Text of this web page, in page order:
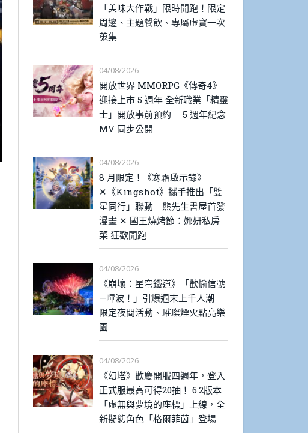
「美味大作戰」限時開跑！限定
周邊、主題餐飲、專屬虛寶一次
蒐集
04/08/2026
開放世界 MMORPG《傳奇4》
迎接上市 5 週年 全新職業「精靈
士」開放事前預約 5 週年紀念
MV 同步公開
04/08/2026
8 月限定！《寒霜啟示錄》
✕《Kingshot》攜手推出「雙
星同行」聯動 熊先生書屋首發
漫畫 ✕ 國王燒烤節：娜妍私房
菜 狂歡開跑
04/08/2026
《崩壞：星穹鐵道》「歡愉信號
—嗶波！」引爆週末上千人潮
限定夜間活動、璀璨煙火點亮樂
園
04/08/2026
《幻塔》歡慶開服四週年，登入
正式服最高可得20抽！ 6.2版本
「虛無與夢境的座標」上線，全
新擬態角色「格爾菲茵」登場